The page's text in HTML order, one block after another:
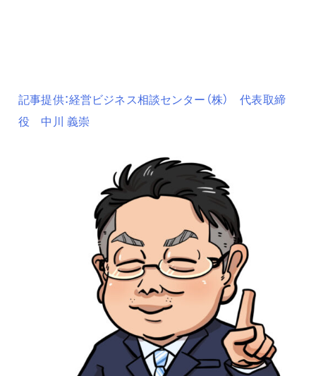
記事提供：経営ビジネス相談センター（株） 代表取締
役 中川 義崇